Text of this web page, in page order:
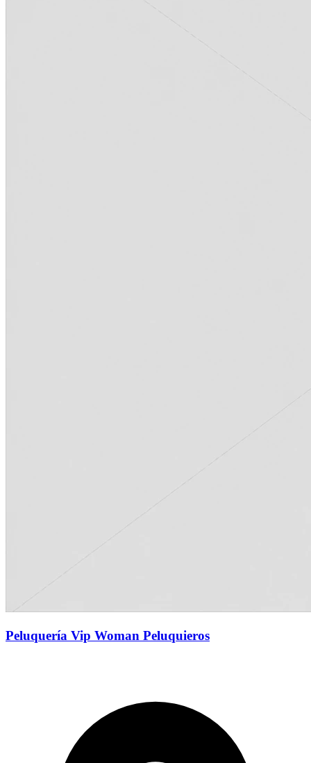
Peluquería Vip Woman Peluquieros